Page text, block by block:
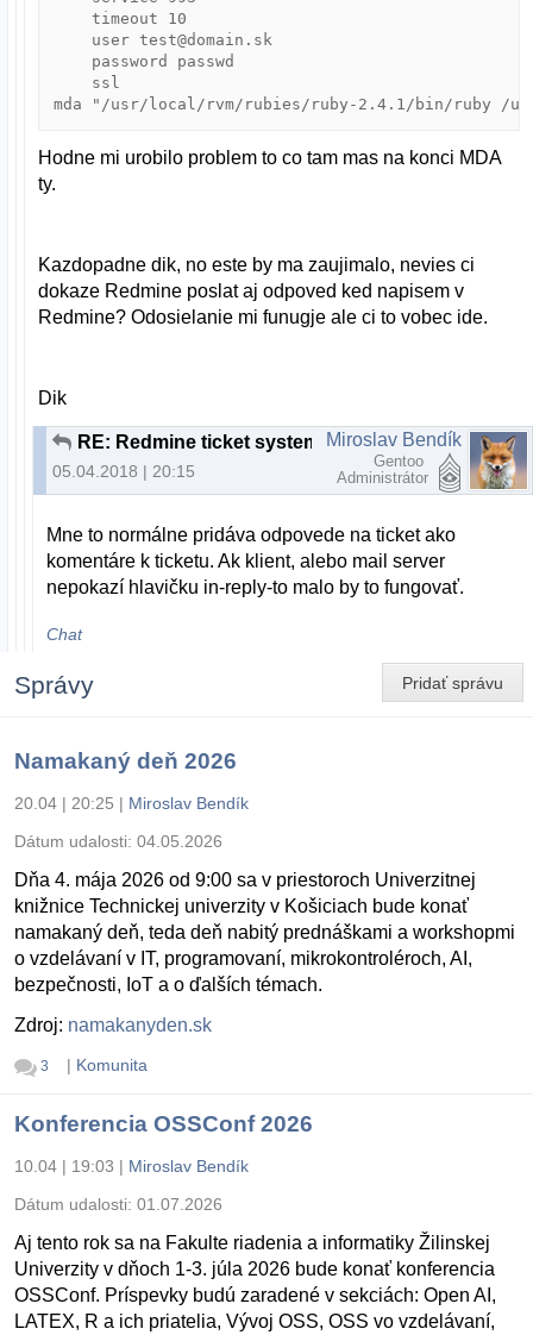
    timeout 10
    user test@domain.sk
    password passwd
    ssl
Hodne mi urobilo problem to co tam mas na konci MDA
ty.
Kazdopadne dik, no este by ma zaujimalo, nevies ci
dokaze Redmine poslat aj odpoved ked napisem v
Redmine? Odosielanie mi funugje ale ci to vobec ide.
Dik
RE: Redmine ticket system
05.04.2018 | 20:15
Miroslav Bendík
Gentoo
Administrátor
Mne to normálne pridáva odpovede na ticket ako
komentáre k ticketu. Ak klient, alebo mail server
nepokazí hlavičku in-reply-to malo by to fungovať.
Chat
Pridať správu
Správy
Namakaný deň 2026
20.04 | 20:25 | Miroslav Bendík
Dátum udalosti: 04.05.2026
Dňa 4. mája 2026 od 9:00 sa v priestoroch Univerzitnej
knižnice Technickej univerzity v Košiciach bude konať
namakaný deň, teda deň nabitý prednáškami a workshopmi
o vzdelávaní v IT, programovaní, mikrokontroléroch, AI,
bezpečnosti, IoT a o ďalších témach.
Zdroj: namakanyden.sk
3 | Komunita
Konferencia OSSConf 2026
10.04 | 19:03 | Miroslav Bendík
Dátum udalosti: 01.07.2026
Aj tento rok sa na Fakulte riadenia a informatiky Žilinskej
Univerzity v dňoch 1-3. júla 2026 bude konať konferencia
OSSConf. Príspevky budú zaradené v sekciách: Open AI,
LATEX, R a ich priatelia, Vývoj OSS, OSS vo vzdelávaní,